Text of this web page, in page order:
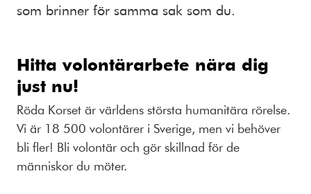
som brinner för samma sak som du.
Hitta volontärarbete nära dig
just nu!
Röda Korset är världens största humanitära rörelse.
Vi är 18 500 volontärer i Sverige, men vi behöver
bli fler! Bli volontär och gör skillnad för de
människor du möter.